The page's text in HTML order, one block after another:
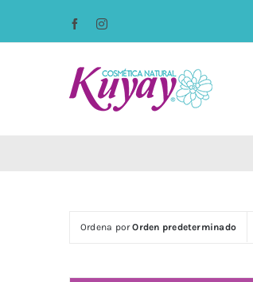
FacebookInstagram
Ordena porOrden predeterminado